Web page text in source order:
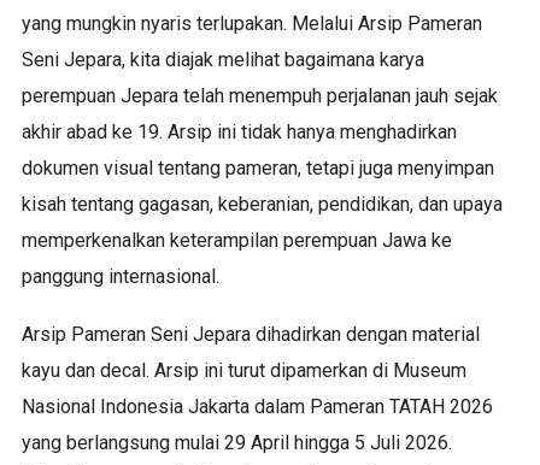
yang mungkin nyaris terlupakan. Melalui Arsip Pameran
Seni Jepara, kita diajak melihat bagaimana karya
perempuan Jepara telah menempuh perjalanan jauh sejak
akhir abad ke 19. Arsip ini tidak hanya menghadirkan
dokumen visual tentang pameran, tetapi juga menyimpan
kisah tentang gagasan, keberanian, pendidikan, dan upaya
memperkenalkan keterampilan perempuan Jawa ke
panggung internasional.
Arsip Pameran Seni Jepara dihadirkan dengan material
kayu dan decal. Arsip ini turut dipamerkan di Museum
Nasional Indonesia Jakarta dalam Pameran TATAH 2026
yang berlangsung mulai 29 April hingga 5 Juli 2026.